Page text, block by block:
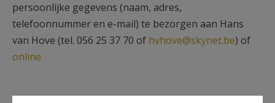
persoonlijke gegevens (naam, adres,
telefoonnummer en e-mail) te bezorgen aan Hans
van Hove (tel. 056 25 37 70 of hvhove@skynet.be) of
online